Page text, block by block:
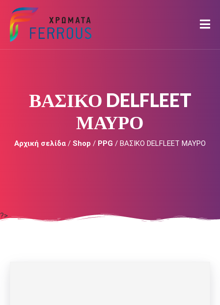
ΒΑΣΙΚΟ DELFLEET
ΜΑΥΡΟ
Αρχική σελίδα / Shop / PPG / ΒΑΣΙΚΟ DELFLEET ΜΑΥΡΟ
?>